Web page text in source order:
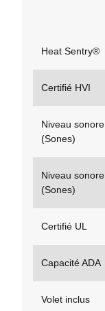
Heat Sentry®
Certifié HVI
Niveau sonore
(Sones)
Niveau sonore
(Sones)
Certifié UL
Capacité ADA
Volet inclus